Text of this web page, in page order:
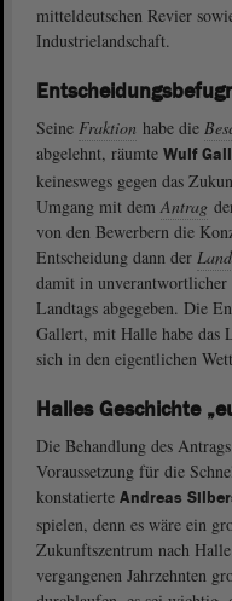
mitteldeutschen Revier
Industrielandschaft.
Seine Fraktion habe die
abgelehnt, räumte Wulf
keineswegs gegen das
Umgang mit demAntrag
von den Bewerbern die
Entscheidung dann der
damit in unverantwortlicher
Landtags abgegeben. Die
Gallert, mit Halle habe das
sich in den eigentlichen
Halles Geschichte
Die Behandlung des
Voraussetzung für die
konstatierte Andreas
spielen, denn es wäre ein
Zukunftszentrum nach
vergangenen Jahrzehnten